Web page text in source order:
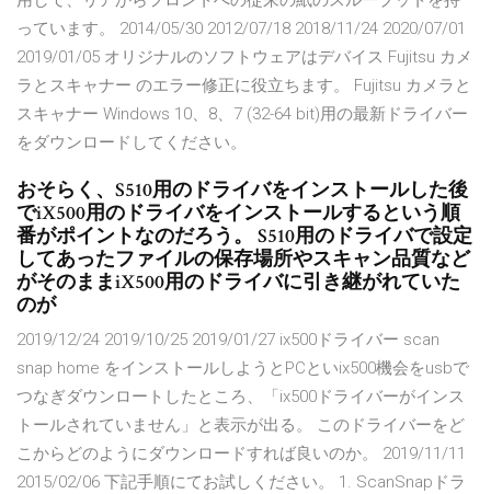
っています。 2014/05/30 2012/07/18 2018/11/24 2020/07/01
2019/01/05 オリジナルのソフトウェアはデバイス Fujitsu カメ
ラとスキャナー のエラー修正に役立ちます。 Fujitsu カメラと
スキャナー Windows 10、8、7 (32-64 bit)用の最新ドライバー
をダウンロードしてください。
おそらく、S510用のドライバをインストールした後
でiX500用のドライバをインストールするという順
番がポイントなのだろう。 S510用のドライバで設定
してあったファイルの保存場所やスキャン品質など
がそのままiX500用のドライバに引き継がれていた
のが
2019/12/24 2019/10/25 2019/01/27 ix500ドライバー scan
snap home をインストールしようとPCといix500機会をusbで
つなぎダウンロートしたところ、「ix500ドライバーがインス
トールされていません」と表示が出る。 このドライバーをど
こからどのようにダウンロードすれば良いのか。 2019/11/11
2015/02/06 下記手順にてお試しください。 1. ScanSnapドラ